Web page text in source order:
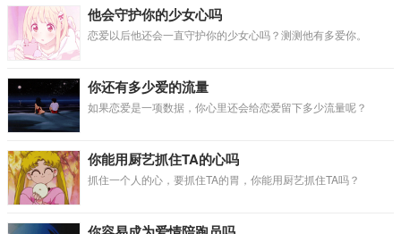
他会守护你的少女心吗
恋爱以后他还会一直守护你的少女心吗？测测他有多爱你。
你还有多少爱的流量
如果恋爱是一项数据，你心里还会给恋爱留下多少流量呢？
你能用厨艺抓住TA的心吗
抓住一个人的心，要抓住TA的胃，你能用厨艺抓住TA吗？